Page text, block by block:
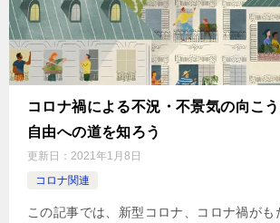
コロナ禍による不況・不景気の向こ
自由への道を知ろう
更新日： 2021年1月8日
コロナ関連
この記事では、新型コロナ、コロナ禍がも